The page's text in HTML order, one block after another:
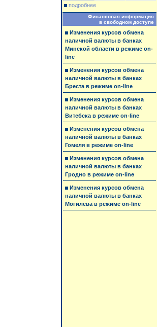
подробнее
Финансовая информация
в свободном доступе
Изменения курсов обмена
наличной валюты в банках
Минской области в режиме on-
line
Изменения курсов обмена
наличной валюты в банках
Бреста в режиме on-line
Изменения курсов обмена
наличной валюты в банках
Витебска в режиме on-line
Изменения курсов обмена
наличной валюты в банках
Гомеля в режиме on-line
Изменения курсов обмена
наличной валюты в банках
Гродно в режиме on-line
Изменения курсов обмена
наличной валюты в банках
Могилева в режиме on-line